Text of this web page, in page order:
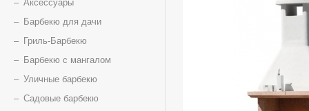
Аксессуары
Барбекю для дачи
Гриль-Барбекю
Барбекю с мангалом
Уличные барбекю
Садовые барбекю